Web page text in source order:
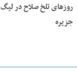
روزهای تلخ صلاح در لیگ
جزیره